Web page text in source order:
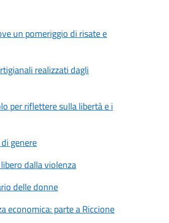
un pomeriggio di risate e
realizzati dagli
per riflettere sulla libertà e i
genere
dalla violenza
delle donne
economica: parte a Riccione